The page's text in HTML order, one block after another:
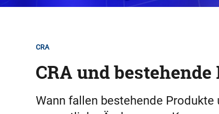
CRA
CRA und
Wann fallen bestehende Produkte